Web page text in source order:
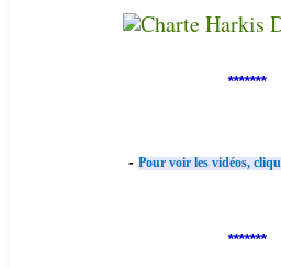
*******
- Pour voir les vidéos,
*******